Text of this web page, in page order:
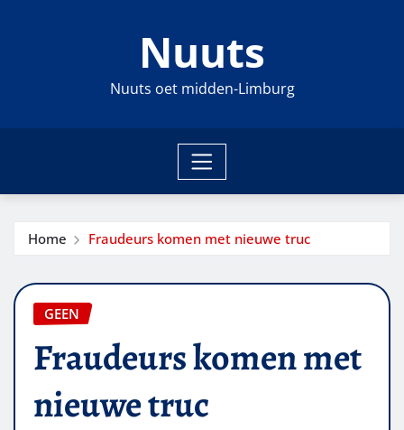
Nuuts
Nuuts oet midden-Limburg
Home Fraudeurs komen met nieuwe truc
GEEN
Fraudeurs komen met
nieuwe truc